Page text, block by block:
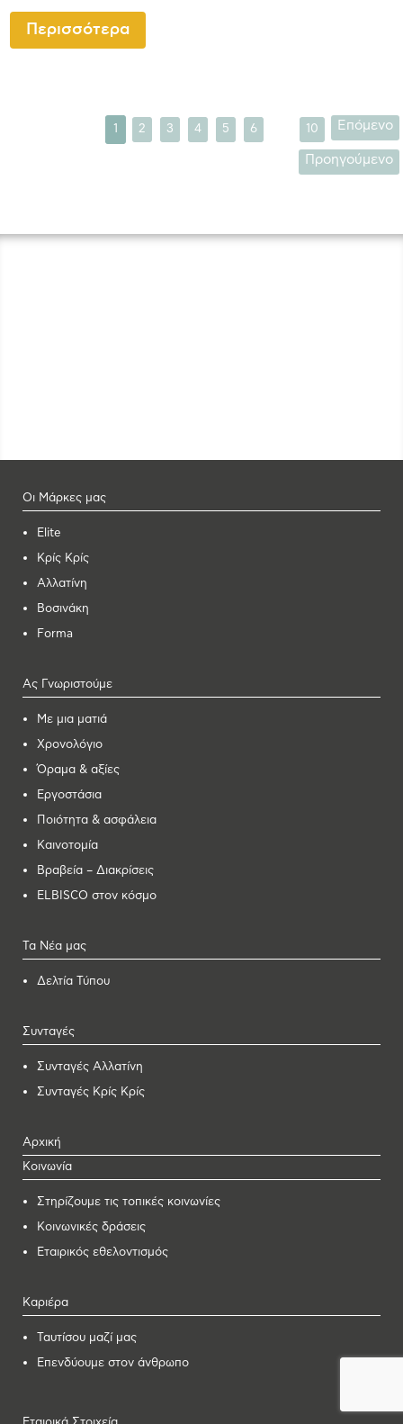
Περισσότερα
Επόμενο
1 2 3 4 5 6 10
Προηγούμενο
Οι Μάρκες μας
Elite
Κρίς Κρίς
Αλλατίνη
Βοσινάκη
Forma
Ας Γνωριστούμε
Με μια ματιά
Χρονολόγιο
Όραμα & αξίες
Εργοστάσια
Ποιότητα & ασφάλεια
Καινοτομία
Βραβεία – Διακρίσεις
ELBISCO στον κόσμο
Τα Νέα μας
Δελτία Τύπου
Συνταγές
Συνταγές Αλλατίνη
Συνταγές Κρίς Κρίς
Αρχική
Κοινωνία
Στηρίζουμε τις τοπικές κοινωνίες
Κοινωνικές δράσεις
Εταιρικός εθελοντισμός
Καριέρα
Ταυτίσου μαζί μας
Επενδύουμε στον άνθρωπο